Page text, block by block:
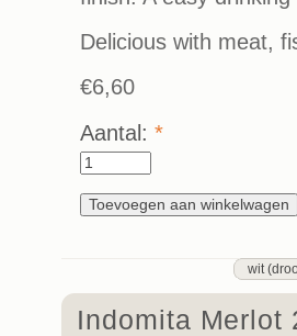
Delicious with meat,
€6,60
Aantal: *
wit
Indomita Merlot